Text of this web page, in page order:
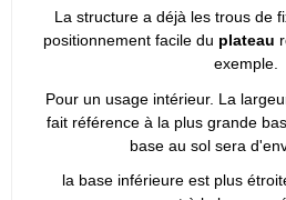
La structure a déjà les trous de
positionnement facile du plateau
exemple.
Pour un usage intérieur. La
fait référence à la plus grande
base au sol sera
la base inférieure est plus